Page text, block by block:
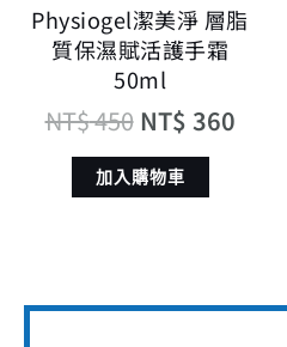
Physiogel潔美淨 層脂
質保濕賦活護手霜
50ml
NT$450 NT$ 360
加入購物車